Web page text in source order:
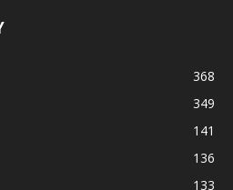
368
349
141
136
133